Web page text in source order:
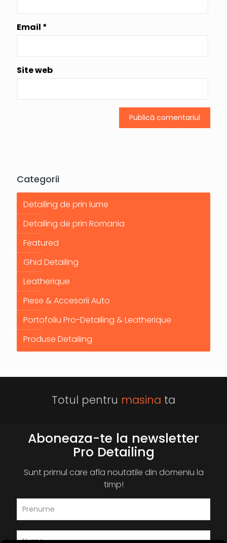
Email *
Site web
Categorii
Detailing de prin lume
Detailing de prin Romania
Featured
Ghid Detailing
Leatherique
Piese & Accesorii Auto
Portofoliu Pro-Detailing & Leatherique
Produse Detailing
Totul pentru masina ta
Aboneaza-te la newsletter
Pro Detailing
Sunt primul care afla noutatile din domeniu la
timp!